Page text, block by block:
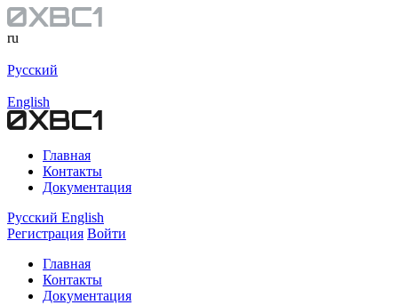
ru
Русский
English
Главная
Контакты
Документация
Русский English
Регистрация Войти
Главная
Контакты
Документация